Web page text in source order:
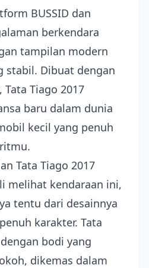
BUSSID dan
berkendara
tampilan modern
stabil. Dibuat dengan
Tiago 2017
baru dalam dunia
kecil yang penuh
Tata Tiago 2017
melihat kendaraan ini,
tentu dari desainnya
karakter. Tata
bodi yang
dikemas dalam